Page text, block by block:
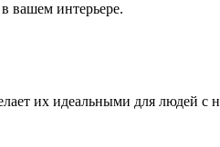
вашем интерьере.
их идеальными для людей с